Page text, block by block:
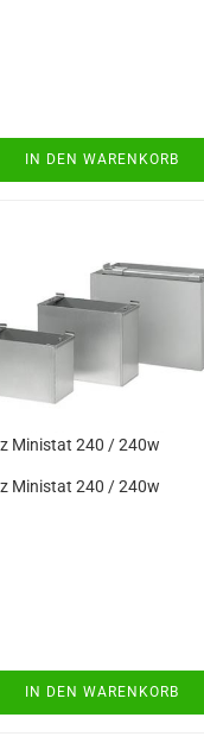
IN DEN WARENKORB
Ministat 240 / 240w
Ministat 240 / 240w
IN DEN WARENKORB